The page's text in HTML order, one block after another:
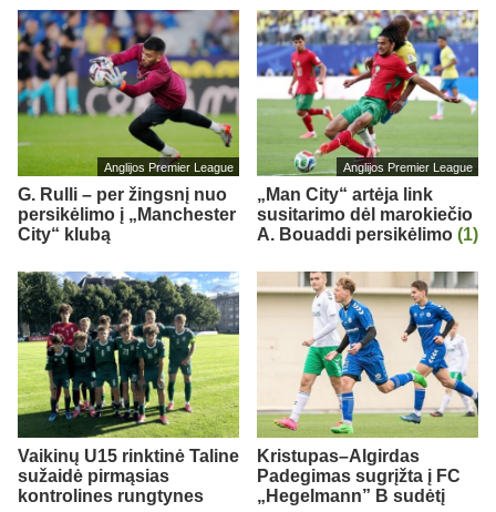
Anglijos Premier League
G. Rulli – per žingsnį nuo
persikėlimo į „Manchester
City“ klubą
Anglijos Premier League
„Man City“ artėja link
susitarimo dėl marokiečio
A. Bouaddi persikėlimo (1)
Vaikinų U15 rinktinė Taline
sužaidė pirmąsias
kontrolines rungtynes
Kristupas–Algirdas
Padegimas sugrįžta į FC
„Hegelmann” B sudėtį